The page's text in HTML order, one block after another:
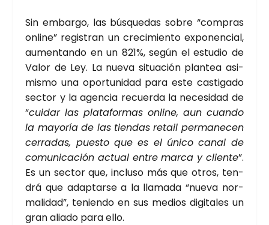
Sin embar­go, las bús­que­das sobre “com­pras
onli­ne” regis­tran un cre­ci­mien­to expo­nen­cial,
aumen­tan­do en un 821%, según el estu­dio de
Valor de Ley. La nue­va situa­ción plan­tea asi­
mis­mo una opor­tu­ni­dad para este cas­ti­ga­do
sec­tor y la agen­cia recuer­da la nece­si­dad de
“cui­dar las pla­ta­for­mas onli­ne, aun cuan­do
la mayo­ría de las tien­das retail per­ma­ne­cen
cerra­das, pues­to que es el úni­co canal de
comu­ni­ca­ción actual entre mar­ca y clien­te”.
Es un sec­tor que, inclu­so más que otros, ten­
drá que adap­tar­se a la lla­ma­da “nue­va nor­
ma­li­dad”, tenien­do en sus medios digi­ta­les un
gran alia­do para ello.